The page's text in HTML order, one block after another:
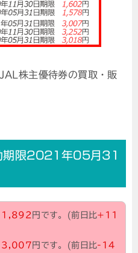
株主優待券の買取・販
限2021年05月31
1,892 円です。(前日比+11
3,007 円です。(前日比-14